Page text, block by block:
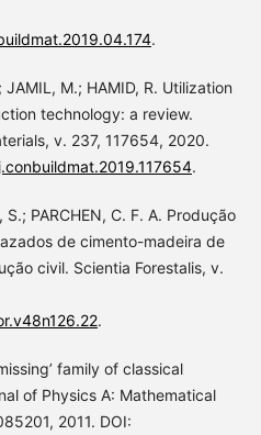
.
M.; HAMID, R. Utilization
technology: a review.
v. 237, 117654, 2020.
.
PARCHEN, C. F. A. Produção
de cimento-madeira de
civil. Scientia Forestalis, v.
.
family of classical
of Physics A: Mathematical
2011. DOI: